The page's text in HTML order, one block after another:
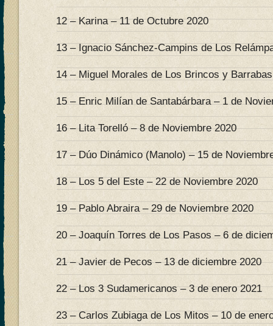
12 – Karina – 11 de Octubre 2020
13 – Ignacio Sánchez-Campins de Los
14 – Miguel Morales de Los Brincos y
15 – Enric Milían de Santabárbara – 1 de
16 – Lita Torelló – 8 de Noviembre 2020
17 – Dúo Dinámico (Manolo) – 15 de
18 – Los 5 del Este – 22 de Noviembre 2020
19 – Pablo Abraira – 29 de Noviembre 2020
20 – Joaquín Torres de Los Pasos – 6 de
21 – Javier de Pecos – 13 de diciembre 2020
22 – Los 3 Sudamericanos – 3 de enero 2021
23 – Carlos Zubiaga de Los Mitos – 10 de